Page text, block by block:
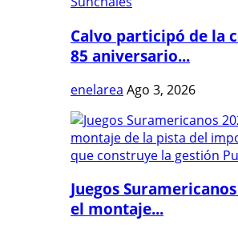
Calvo participó de la
85 aniversario...
enelarea Ago 3, 2026
Juegos
el montaje...